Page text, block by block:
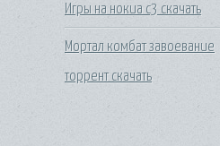
Игры на нокиа с3 скачать
Мортал комбат завоевание
торрент скачать